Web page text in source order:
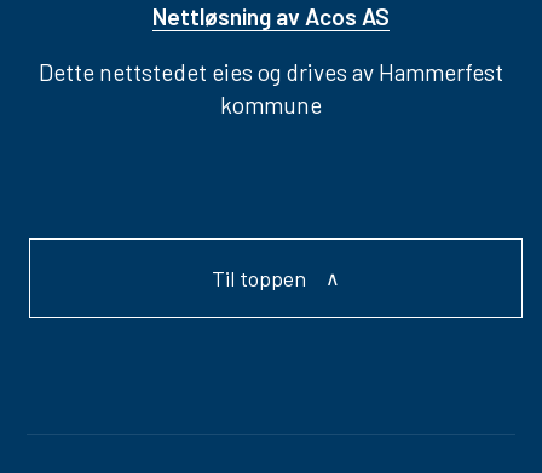
Nettløsning av Acos AS
Dette nettstedet eies og drives av Hammerfest
kommune
Til toppen